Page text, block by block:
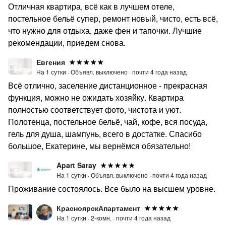
Отличная квартира, всё как в лучшем отеле,
постельное бельё супер, ремонт новый, чисто, есть всё,
что нужно для отдыха, даже фен и тапочки. Лучшие
рекомендации, приедем снова.
Евгения
На 1 сутки ·Объявл. выключено ·почти 4 года назад
Всё отлично, заселение дистанционное - прекрасная
функция, можно не ожидать хозяйку. Квартира
полностью соответствует фото, чистота и уют.
Полотенца, постельное бельё, чай, кофе, вся посуда,
гель для душа, шампунь, всего в достатке. Спасибо
большое, Екатерине, мы вернёмся обязательно!
Apart Saray
На 1 сутки ·Объявл. выключено ·почти 4 года назад
Проживание состоялось. Все было на высшем уровне.
КрасноярскАпартамент
На 1 сутки ·2-комн. ·почти 4 года назад